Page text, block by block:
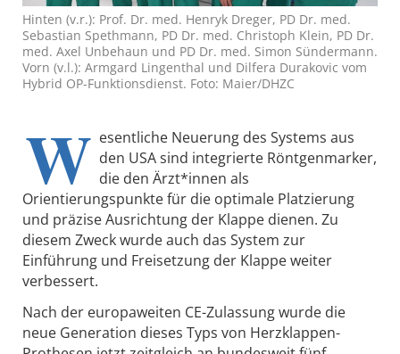
Hinten (v.r.): Prof. Dr. med. Henryk Dreger, PD Dr. med.
Sebastian Spethmann, PD Dr. med. Christoph Klein, PD Dr.
med. Axel Unbehaun und PD Dr. med. Simon Sündermann.
Vorn (v.l.): Armgard Lingenthal und Dilfera Durakovic vom
Hybrid OP-Funktionsdienst. Foto: Maier/DHZC
W esentliche Neuerung des Systems aus
den USA sind integrierte Röntgenmarker,
die den Ärzt*innen als
Orientierungspunkte für die optimale Platzierung
und präzise Ausrichtung der Klappe dienen. Zu
diesem Zweck wurde auch das System zur
Einführung und Freisetzung der Klappe weiter
verbessert.
Nach der europaweiten CE-Zulassung wurde die
neue Generation dieses Typs von Herzklappen-